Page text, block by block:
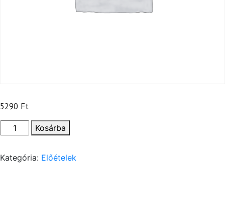
5290 Ft
Kacsamáj
bonbon
meleg
Kosárba
Kategória: Előételek